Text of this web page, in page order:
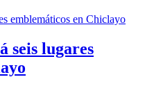
seis lugares